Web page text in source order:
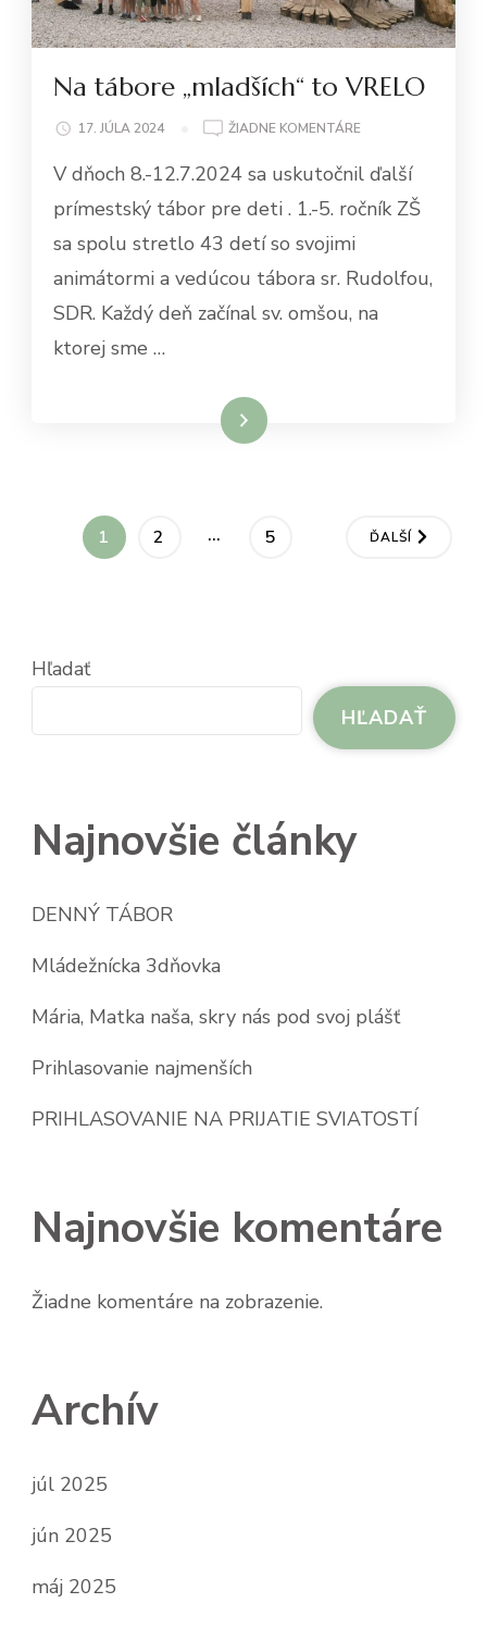
Na tábore „mladších“ to VRELO
17. JÚLA 2024 ŽIADNE KOMENTÁRENA
TÁBORE
„MLADŠÍCH“
TO
V dňoch 8.-12.7.2024 sa uskutočnil ďalší
prímestský tábor pre deti . 1.-5. ročník ZŠ
sa spolu stretlo 43 detí so svojimi
animátormi a vedúcou tábora sr. Rudolfou,
SDR. Každý deň začínal sv. omšou, na
ktorej sme …
Čítať viac
Stránkovanie
STRÁNKA
1 STRÁNKA
2 … STRÁNKA
5 ĎALŠÍ
Hľadať
HĽADAŤ
Najnovšie články
DENNÝ TÁBOR
Mládežnícka 3dňovka
Mária, Matka naša, skry nás pod svoj plášť
Prihlasovanie najmenších
PRIHLASOVANIE NA PRIJATIE SVIATOSTÍ
Najnovšie komentáre
Žiadne komentáre na zobrazenie.
Archív
júl 2025
jún 2025
máj 2025